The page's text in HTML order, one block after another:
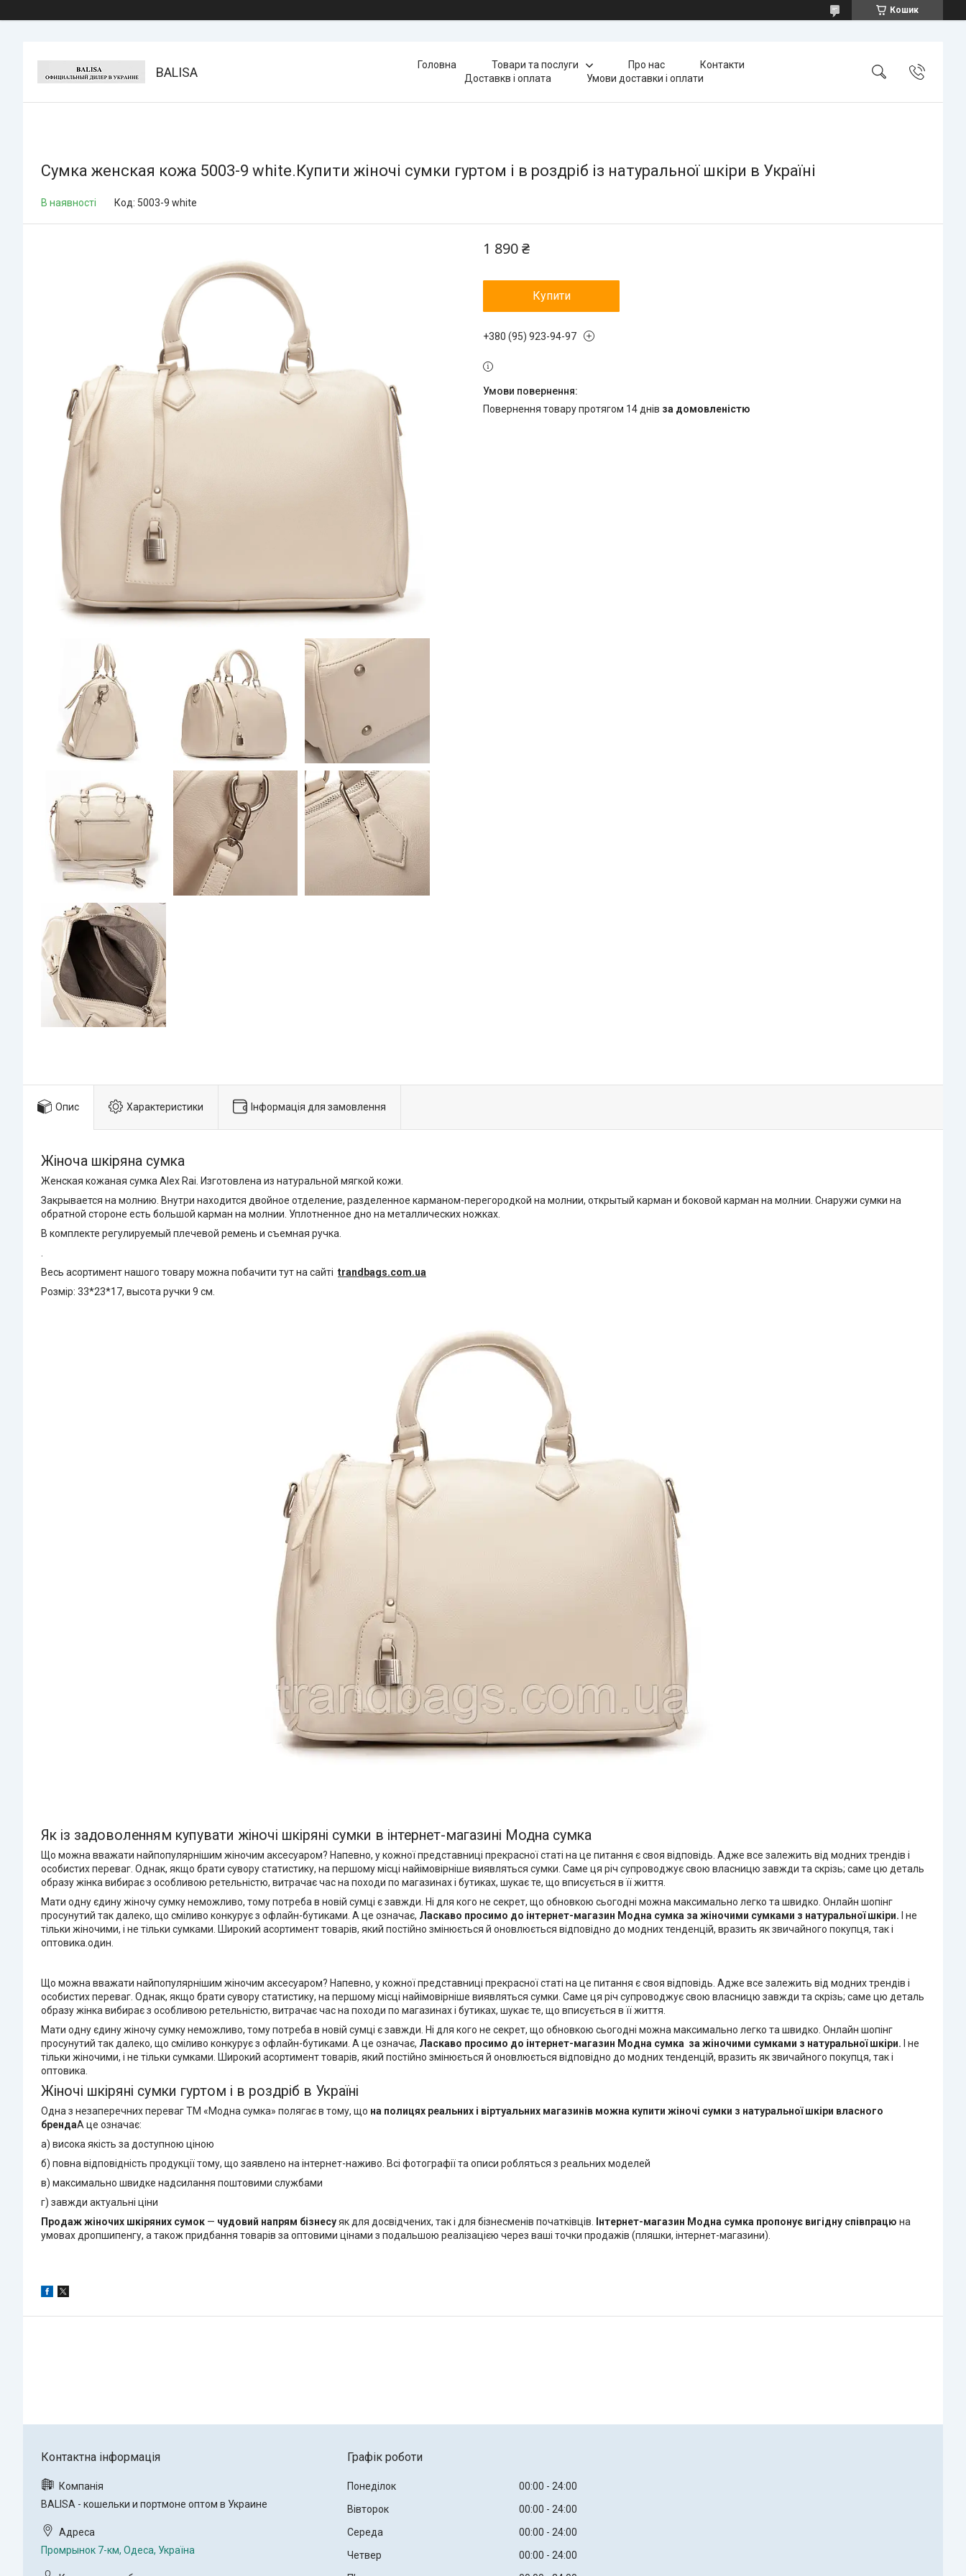
Кошик
BALISA Головна Товари та послуги Про нас
Контакти
Доставкв і оплата
Умови доставки і оплати
Сумка женская кожа 5003-9 white.Купити жіночі сумки гуртом і в роздріб із натуральної шкіри в Україні
В наявності Код: 5003-9 white
1 890 ₴
Купити
+380 (95) 923-94-97
повернення товару протягом 14 днів за домовленістю
Опис Характеристики Інформація для замовлення
Жіноча шкіряна сумка
Женская кожаная сумка Alex Rai. Изготовлена из натуральной мягкой кожи.
Закрывается на молнию. Внутри находится двойное отделение, разделенное карманом-перегородкой на молнии, открытый карман и боковой карман на молнии. Снаружи сумки на
обратной стороне есть большой карман на молнии. Уплотненное дно на металлических ножках.
В комплекте регулируемый плечевой ремень и съемная ручка.
Весь асортимент нашого товару можна побачити тут на сайті trandbags.com.ua
Розмір: 33*23*17, высота ручки 9 см.
Як із задоволенням купувати жіночі шкіряні сумки в інтернет-магазині Модна сумка
Що можна вважати найпопулярнішим жіночим аксесуаром? Напевно, у кожної представниці прекрасної статі на це питання є своя відповідь. Адже все залежить від модних трендів і
особистих переваг. Однак, якщо брати сувору статистику, на першому місці найімовірніше виявляться сумки. Саме ця річ супроводжує свою власницю завжди та скрізь; саме цю деталь
образу жінка вибирає з особливою ретельністю, витрачає час на походи по магазинах і бутиках, шукає те, що вписується в її життя.
Мати одну єдину жіночу сумку неможливо, тому потреба в новій сумці є завжди. Ні для кого не секрет, що обновкою сьогодні можна максимально легко та швидко. Онлайн шопінг
просунутий так далеко, що сміливо конкурує з офлайн-бутиками. А це означає, Ласкаво просимо до інтернет-магазин Модна сумка за жіночими сумками з натуральної шкіри. І не
тільки жіночими, і не тільки сумками. Широкий асортимент товарів, який постійно змінюється й оновлюється відповідно до модних тенденцій, вразить як звичайного покупця, так і
оптовика.один.
Що можна вважати найпопулярнішим жіночим аксесуаром? Напевно, у кожної представниці прекрасної статі на це питання є своя відповідь. Адже все залежить від модних трендів і
особистих переваг. Однак, якщо брати сувору статистику, на першому місці найімовірніше виявляться сумки. Саме ця річ супроводжує свою власницю завжди та скрізь; саме цю деталь
образу жінка вибирає з особливою ретельністю, витрачає час на походи по магазинах і бутиках, шукає те, що вписується в її життя.
Мати одну єдину жіночу сумку неможливо, тому потреба в новій сумці є завжди. Ні для кого не секрет, що обновкою сьогодні можна максимально легко та швидко. Онлайн шопінг
просунутий так далеко, що сміливо конкурує з офлайн-бутиками. А це означає, Ласкаво просимо до інтернет-магазин Модна сумка за жіночими сумками з натуральної шкіри. І не
тільки жіночими, і не тільки сумками. Широкий асортимент товарів, який постійно змінюється й оновлюється відповідно до модних тенденцій, вразить як звичайного покупця, так і
оптовика.
Жіночі шкіряні сумки гуртом і в роздріб в Україні
Одна з незаперечних переваг TM «Модна сумка» полягає в тому, що на полицях реальних і віртуальних магазинів можна купити жіночі сумки з натуральної шкіри власного
брендаА це означає:
а) висока якість за доступною ціною
б) повна відповідність продукції тому, що заявлено на інтернет-наживо. Всі фотографії та описи робляться з реальних моделей
в) максимально швидке надсилання поштовими службами
г) завжди актуальні ціни
Продаж жіночих шкіряних сумок — чудовий напрям бізнесуяк для досвідчених, так і для бізнесменів початківців. Інтернет-магазин Модна сумка пропонує вигідну співпрацю на
умовах дропшипенгу, а також придбання товарів за оптовими цінами з подальшою реалізацією через ваші точки продажів (пляшки, інтернет-магазини).
BALISA - кошельки и портмоне оптом в Украине
Промрынок 7-км, Одеса, Україна
Графік роботи
Понеділок 00:00
24:00
Вівторок
00:00
24:00
Середа
00:00
24:00
Четвер
00:00
24:00